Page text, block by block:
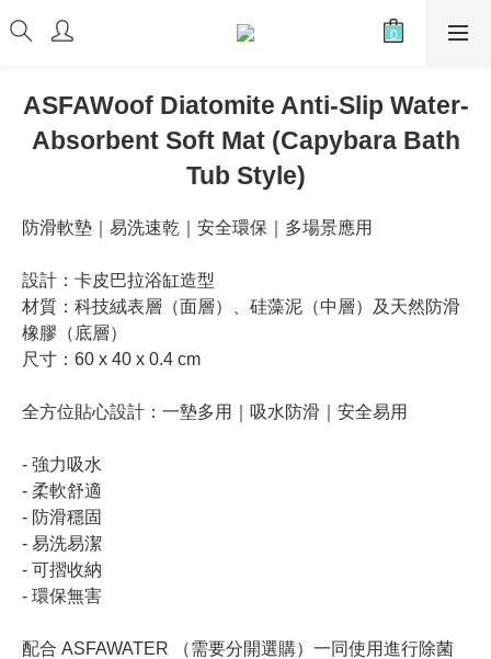
ASFAWoof Diatomite Anti-Slip Water-
Absorbent Soft Mat (Capybara Bath
Tub Style)
防滑軟墊｜易洗速乾｜安全環保｜多場景應用
設計：卡皮巴拉浴缸造型
材質：科技絨表層（面層）、硅藻泥（中層）及天然防滑
橡膠（底層）
尺寸：60 x 40 x 0.4 cm
全方位貼心設計：一墊多用｜吸水防滑｜安全易用
- 強力吸水
- 柔軟舒適
- 防滑穩固
- 易洗易潔
- 可摺收納
- 環保無害
配合 ASFAWATER （需要分開選購）一同使用進行除菌